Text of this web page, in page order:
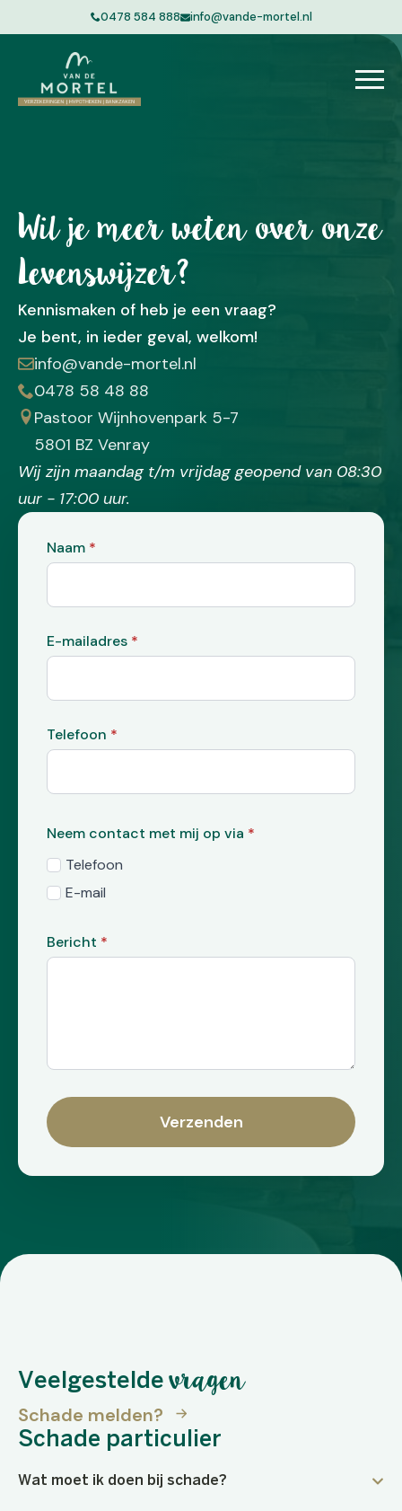
0478 584 888 info@vande-mortel.nl
Wil je meer weten over onze
Levenswijzer?
Kennismaken of heb je een vraag?
Je bent, in ieder geval, welkom!
info@vande-mortel.nl
0478 58 48 88
Pastoor Wijnhovenpark 5-7
5801 BZ Venray
Wij zijn maandag t/m vrijdag geopend van 08:30
uur - 17:00 uur.
Naam *
E-mailadres *
Telefoon *
Neem contact met mij op via *
Telefoon
E-mail
Bericht *
Verzenden
Veelgestelde vragen
Schade melden?
Schade particulier
Wat moet ik doen bij schade?